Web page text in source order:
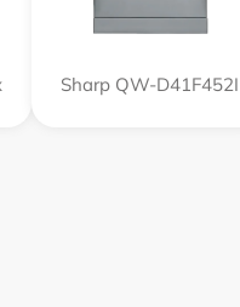
Sharp QW-D41F452I